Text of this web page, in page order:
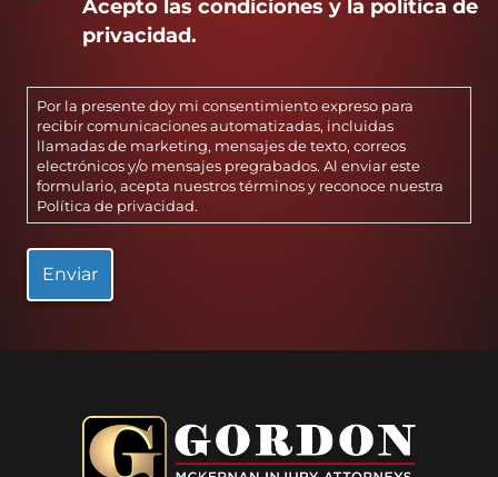
Acepto las condiciones y la política de
privacidad.
Por la presente doy mi consentimiento expreso para
recibir comunicaciones automatizadas, incluidas
llamadas de marketing, mensajes de texto, correos
electrónicos y/o mensajes pregrabados. Al enviar este
formulario, acepta nuestros términos y reconoce nuestra
Política de privacidad.